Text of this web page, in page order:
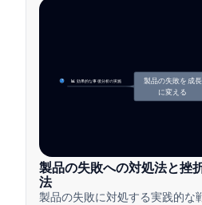
📊 効果的な事後分析の実施
7 製品の失敗を成長
に変える
製品の失敗への対処法と挫
法
製品の失敗に対処する実践的な